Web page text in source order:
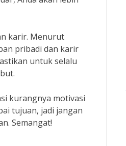
karir. Menurut
pribadi dan karir
untuk selalu
kurangnya motivasi
tujuan, jadi jangan
Semangat!